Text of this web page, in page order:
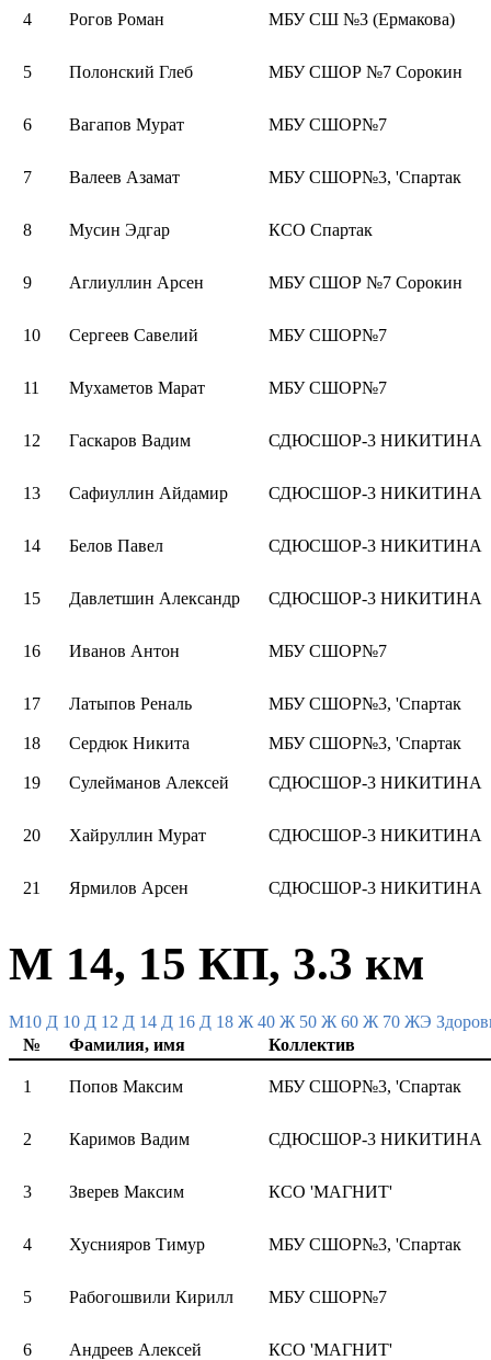
4 Рогов Роман МБУ СШ №3 (Ермакова)
5 Полонский Глеб МБУ СШОР №7 Сорокин
6 Вагапов Мурат МБУ СШОР№7
7 Валеев Азамат МБУ СШОР№3, 'Спартак
8 Мусин Эдгар КСО Спартак
9 Аглиуллин Арсен МБУ СШОР №7 Сорокин
10 Сергеев Савелий МБУ СШОР№7
11 Мухаметов Марат МБУ СШОР№7
12 Гаскаров Вадим СДЮСШОР-3 НИКИТИНА
13 Сафиуллин Айдамир СДЮСШОР-3 НИКИТИНА
14 Белов Павел СДЮСШОР-3 НИКИТИНА
15 Давлетшин Александр СДЮСШОР-3 НИКИТИНА
16 Иванов Антон МБУ СШОР№7
17 Латыпов Реналь МБУ СШОР№3, 'Спартак
18 Сердюк Никита МБУ СШОР№3, 'Спартак
19 Сулейманов Алексей СДЮСШОР-3 НИКИТИНА
20 Хайруллин Мурат СДЮСШОР-3 НИКИТИНА
21 Ярмилов Арсен СДЮСШОР-3 НИКИТИНА
М 14, 15 КП, 3.3 км
M10 Д 10 Д 12 Д 14 Д 16 Д 18 Ж 40 Ж 50 Ж 60 Ж 70 ЖЭ
№
Фамилия, имя Коллектив
1 Попов Максим МБУ СШОР№3, 'Спартак
2 Каримов Вадим СДЮСШОР-3 НИКИТИНА
3 Зверев Максим КСО 'МАГНИТ'
4 Хуснияров Тимур МБУ СШОР№3, 'Спартак
5 Рабогошвили Кирилл МБУ СШОР№7
6 Андреев Алексей КСО 'МАГНИТ'